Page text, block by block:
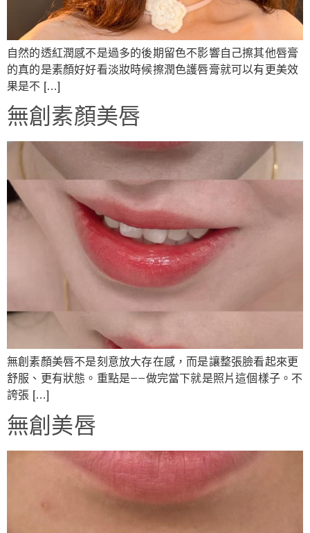
自然的透紅潤感不是過多的後期留色不影響自己擦其他唇膏
的真的是素顏好好看淡妝時候擦潤色護唇膏就可以有更美效
果是不 […]
無創素顏美唇
無創素顏美唇不是刻意放大存在感，而是讓整張臉看起來更
舒服、更有狀態。重點是——做完當下就是照片這個樣子。不
誇張 […]
無創美唇